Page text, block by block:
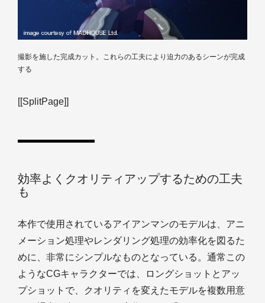
撮影を施した完成カット。これらの工夫により迫力のあるシーンが完成
する
[[SplitPage]]
効率よくクオリティアップするための工夫
も
本作で使用されているアイアンマンのモデルは、アニ
メーション処理やレンダリング処理の効率化を図るた
めに、非常にシンプルなものとなっている。通常この
ようなCGキャラクターでは、ロングショットとアッ
プショットで、クオリティを変えたモデルを複数用意